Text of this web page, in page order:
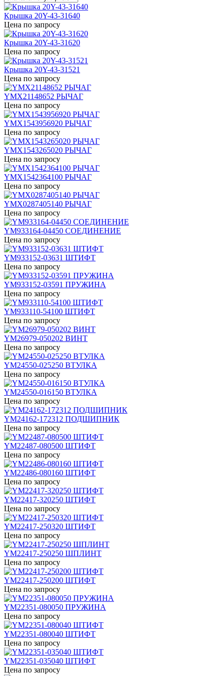
Крышка 20Y-43-31640
Цена по запросу
Крышка 20Y-43-31620
Цена по запросу
Крышка 20Y-43-31521
Цена по запросу
YMX21148652 РЫЧАГ
Цена по запросу
YMX1543956920 РЫЧАГ
Цена по запросу
YMX1543265020 РЫЧАГ
Цена по запросу
YMX1542364100 РЫЧАГ
Цена по запросу
YMX0287405140 РЫЧАГ
Цена по запросу
YM933164-04450 СОЕДИНЕНИЕ
Цена по запросу
YM933152-03631 ШТИФТ
Цена по запросу
YM933152-03591 ПРУЖИНА
Цена по запросу
YM933110-54100 ШТИФТ
Цена по запросу
YM26979-050202 ВИНТ
Цена по запросу
YM24550-025250 ВТУЛКА
Цена по запросу
YM24550-016150 ВТУЛКА
Цена по запросу
YM24162-172312 ПОДШИПНИК
Цена по запросу
YM22487-080500 ШТИФТ
Цена по запросу
YM22486-080160 ШТИФТ
Цена по запросу
YM22417-320250 ШТИФТ
Цена по запросу
YM22417-250320 ШТИФТ
Цена по запросу
YM22417-250250 ШПЛИНТ
Цена по запросу
YM22417-250200 ШТИФТ
Цена по запросу
YM22351-080050 ПРУЖИНА
Цена по запросу
YM22351-080040 ШТИФТ
Цена по запросу
YM22351-035040 ШТИФТ
Цена по запросу